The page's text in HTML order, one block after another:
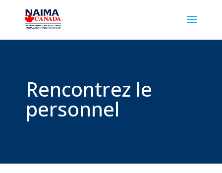
Rencontrez le
personnel